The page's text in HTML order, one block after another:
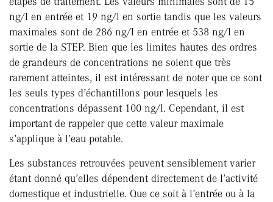
ng/l en entrée et 19 ng/l en sortie tandis que les valeurs
maximales sont de 286 ng/l en entrée et 538 ng/l en
sortie de la STEP. Bien que les limites hautes des ordres
de grandeurs de concentrations ne soient que très
rarement atteintes, il est intéressant de noter que ce sont
les seuls types d’échantillons pour lesquels les
concentrations dépassent 100 ng/l. Cependant, il est
important de rappeler que cette valeur maximale
s’applique à l’eau potable.
Les substances retrouvées peuvent sensiblement varier
étant donné qu’elles dépendent directement de l’activité
domestique et industrielle. Que ce soit à l’entrée ou à la